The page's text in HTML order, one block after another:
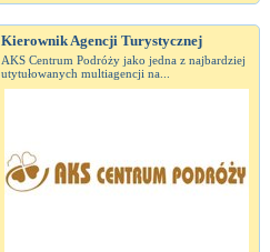
Kierownik Agencji Turystycznej
AKS Centrum Podróży jako jedna z najbardziej
utytułowanych multiagencji na...